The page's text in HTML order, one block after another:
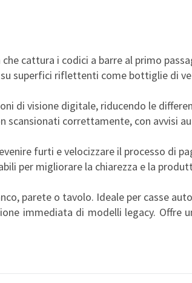
cattura i codici a barre al primo
superfici riflettenti come bottiglie di
di visione digitale, riducendo le
scansionati correttamente, con avvisi
furti e velocizzare il processo di
per migliorare la chiarezza e la
parete o tavolo. Ideale per casse
immediata di modelli legacy. Offre